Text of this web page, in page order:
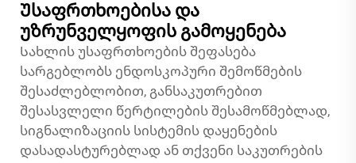
Უსაფრთხოებისა და
უზრუნველყოფის გამოყენება
Სახლის უსაფრთხოების შეფასება
სარგებლობს ენდოსკოპური შემოწმების
შესაძლებლობით, განსაკუთრებით
შესასვლელი წერტილების შესამოწმებლად,
სიგნალიზაციის სისტემის დაყენების
დასადასტურებლად ან თქვენი საკუთრების